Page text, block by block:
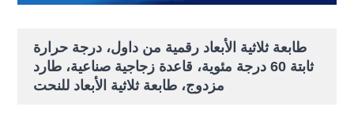
طابعة ثلاثية الأبعاد رقمية من داول، درجة حرارة
ثابتة 60 درجة مئوية، قاعدة زجاجية صناعية، طارد
مزدوج، طابعة ثلاثية الأبعاد للنحت